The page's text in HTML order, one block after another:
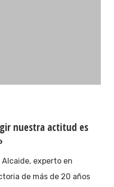
nuestra actitud es
experto en
de más de 20 años